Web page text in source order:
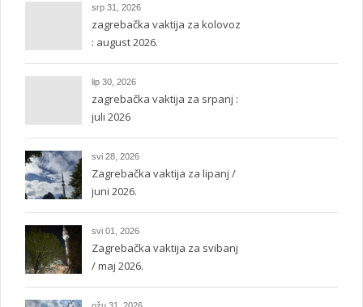
srp 31, 2026
zagrebačka vaktija za kolovoz
: august 2026.
lip 30, 2026
zagrebačka vaktija za srpanj :
juli 2026
svi 28, 2026
Zagrebačka vaktija za lipanj /
juni 2026.
svi 01, 2026
Zagrebačka vaktija za svibanj
/ maj 2026.